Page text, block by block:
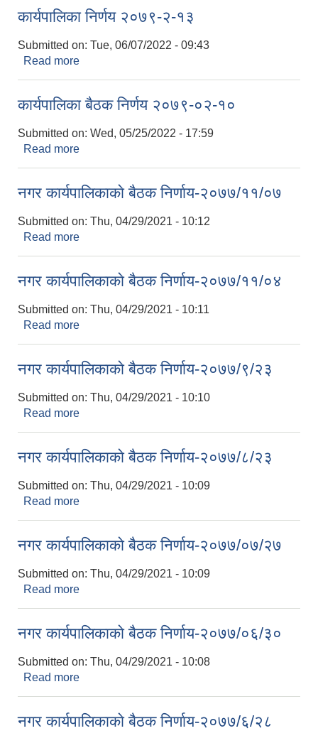
कार्यपालिका निर्णय २०७९-२-१३
Submitted on: Tue, 06/07/2022 - 09:43
Read more
कार्यपालिका बैठक निर्णय २०७९-०२-१०
Submitted on: Wed, 05/25/2022 - 17:59
Read more
नगर कार्यपालिकाकाे बैठक निर्णाय-२०७७/११/०७
Submitted on: Thu, 04/29/2021 - 10:12
Read more
नगर कार्यपालिकाकाे बैठक निर्णाय-२०७७/११/०४
Submitted on: Thu, 04/29/2021 - 10:11
Read more
नगर कार्यपालिकाकाे बैठक निर्णाय-२०७७/९/२३
Submitted on: Thu, 04/29/2021 - 10:10
Read more
नगर कार्यपालिकाकाे बैठक निर्णाय-२०७७/८/२३
Submitted on: Thu, 04/29/2021 - 10:09
Read more
नगर कार्यपालिकाकाे बैठक निर्णाय-२०७७/०७/२७
Submitted on: Thu, 04/29/2021 - 10:09
Read more
नगर कार्यपालिकाकाे बैठक निर्णाय-२०७७/०६/३०
Submitted on: Thu, 04/29/2021 - 10:08
Read more
नगर कार्यपालिकाकाे बैठक निर्णाय-२०७७/६/२८